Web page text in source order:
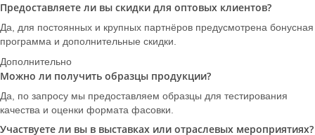
Предоставляете ли вы скидки для оптовых клиентов?
Да, для постоянных и крупных партнёров предусмотрена бонусная
программа и дополнительные скидки.
Дополнительно
Можно ли получить образцы продукции?
Да, по запросу мы предоставляем образцы для тестирования
качества и оценки формата фасовки.
Участвуете ли вы в выставках или отраслевых мероприятиях?